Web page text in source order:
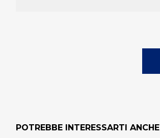
POTREBBE INTERESSARTI ANCHE